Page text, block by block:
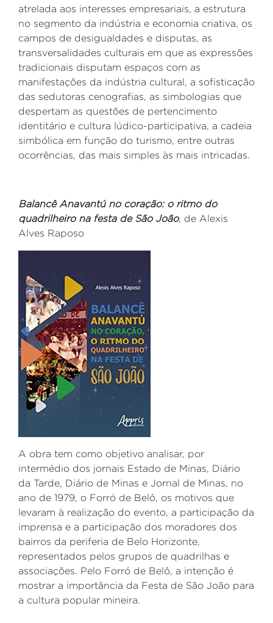
atrelada aos interesses empresariais, a estrutura
no segmento da indústria e economia criativa, os
campos de desigualdades e disputas, as
transversalidades culturais em que as expressões
tradicionais disputam espaços com as
manifestações da indústria cultural, a sofisticação
das sedutoras cenografias, as simbologias que
despertam as questões de pertencimento
identitário e cultura lúdico-participativa, a cadeia
simbólica em função do turismo, entre outras
ocorrências, das mais simples às mais intricadas.
Balancê Anavantú no coração: o ritmo do
quadrilheiro na festa de São João, de Alexis
Alves Raposo
A obra tem como objetivo analisar, por
intermédio dos jornais Estado de Minas, Diário
da Tarde, Diário de Minas e Jornal de Minas, no
ano de 1979, o Forró de Belô, os motivos que
levaram à realização do evento, a participação da
imprensa e a participação dos moradores dos
bairros da periferia de Belo Horizonte,
representados pelos grupos de quadrilhas e
associações. Pelo Forró de Belô, a intenção é
mostrar a importância da Festa de São João para
a cultura popular mineira.